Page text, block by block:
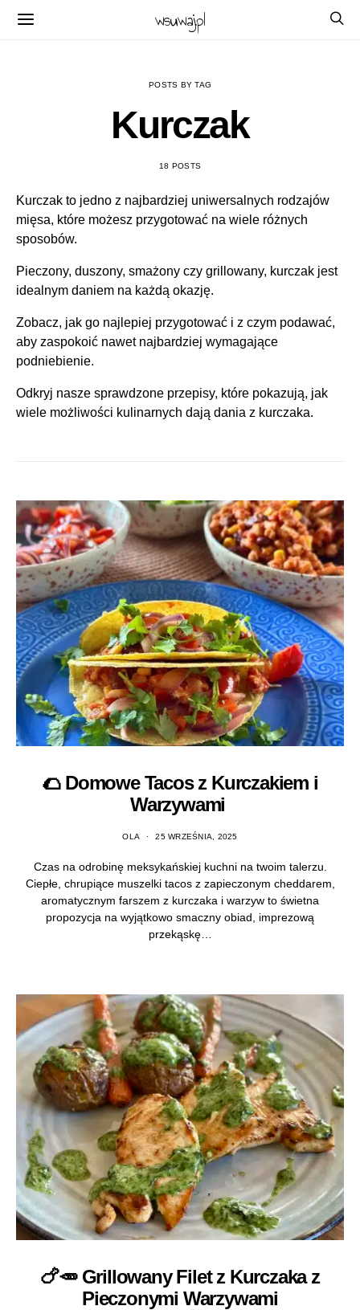
wsuwaj.pl
POSTS BY TAG
Kurczak
18 POSTS
Kurczak to jedno z najbardziej uniwersalnych rodzajów
mięsa, które możesz przygotować na wiele różnych
sposobów.
Pieczony, duszony, smażony czy grillowany, kurczak jest
idealnym daniem na każdą okazję.
Zobacz, jak go najlepiej przygotować i z czym podawać,
aby zaspokoić nawet najbardziej wymagające
podniebienie.
Odkryj nasze sprawdzone przepisy, które pokazują, jak
wiele możliwości kulinarnych dają dania z kurczaka.
🌮 Domowe Tacos z Kurczakiem i
Warzywami
OLA 25 WRZEŚNIA, 2025
Czas na odrobinę meksykańskiej kuchni na twoim talerzu.
Ciepłe, chrupiące muszelki tacos z zapieczonym cheddarem,
aromatycznym farszem z kurczaka i warzyw to świetna
propozycja na wyjątkowo smaczny obiad, imprezową
przekąskę…
🍗🥕 Grillowany Filet z Kurczaka z
Pieczonymi Warzywami